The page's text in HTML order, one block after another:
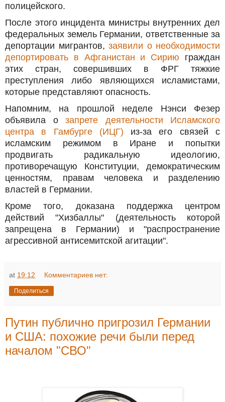
полицейского.
После этого инцидента министры внутренних дел
федеральных земель Германии, ответственные за
депортации мигрантов, заявили о необходимости
депортировать в Афганистан и Сирию граждан
этих стран, совершивших в ФРГ тяжкие
преступления либо являющихся исламистами,
которые представляют опасность.
Напомним, на прошлой неделе Нэнси Фезер
объявила о запрете деятельности Исламского
центра в Гамбурге (ИЦГ) из-за его связей с
исламским режимом в Иране и попытки
продвигать радикальную идеологию,
противоречащую Конституции, демократическим
ценностям, правам человека и разделению
властей в Германии.
Кроме того, доказана поддержка центром
действий "Хизбаллы" (деятельность которой
запрещена в Германии) и "распространение
агрессивной антисемитской агитации".
at 19:12 Комментариев нет:
Поделиться
Путин публично пригрозил Германии
и США: похожие речи были перед
началом "СВО"